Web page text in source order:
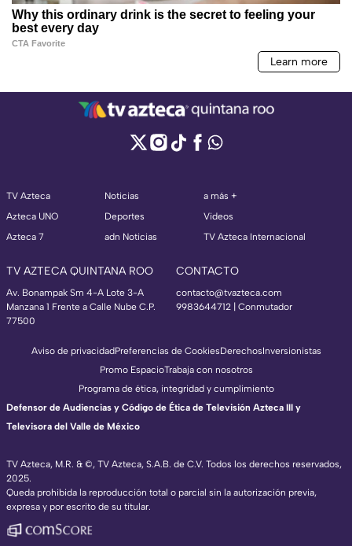
TV Azteca
Azteca UNO
Azteca 7
Noticias
Deportes
adn Noticias
a más +
Videos
TV Azteca Internacional
TV AZTECA QUINTANA ROO
Av. Bonampak Sm 4-A Lote 3-A
Manzana 1 Frente a Calle Nube C.P.
77500
CONTACTO
contacto@tvazteca.com
9983644712 | Conmutador
TV Azteca, M.R. & ©, TV Azteca, S.A.B. de C.V. Todos los derechos reservados,
2025.
Queda prohibida la reproducción total o parcial sin la autorización previa,
expresa y por escrito de su titular.
Aviso de privacidadPreferencias de CookiesDerechosInversionistas
Promo EspacioTrabaja con nosotros
Programa de ética, integridad y cumplimiento
Defensor de Audiencias y Código de Ética de Televisión Azteca III y
Televisora del Valle de México